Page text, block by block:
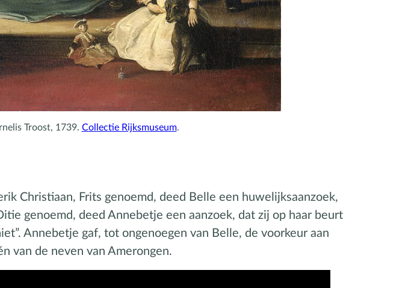
Troost, 1739. Collectie Rijksmuseum.
Christiaan, Frits genoemd, deed Belle een huwelijksaanzoek,
genoemd, deed Annebetje een aanzoek, dat zij op haar beurt
Annebetje gaf, tot ongenoegen van Belle, de voorkeur aan
van de neven van Amerongen.